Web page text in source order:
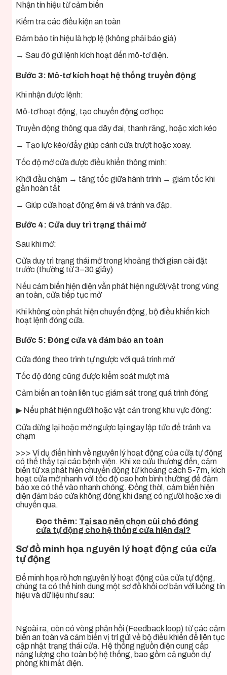
Nhận tín hiệu từ cảm biến
Kiểm tra các điều kiện an toàn
Đảm bảo tín hiệu là hợp lệ (không phải báo giả)
→ Sau đó gửi lệnh kích hoạt đến mô-tơ điện.
Bước 3: Mô-tơ kích hoạt hệ thống truyền động
Khi nhận được lệnh:
Mô-tơ hoạt động, tạo chuyển động cơ học
Truyền động thông qua dây đai, thanh răng, hoặc xích kéo
→ Tạo lực kéo/đẩy giúp cánh cửa trượt hoặc xoay.
Tốc độ mở cửa được điều khiển thông minh:
Khởi đầu chậm → tăng tốc giữa hành trình → giảm tốc khi
gần hoàn tất
→ Giúp cửa hoạt động êm ái và tránh va đập.
Bước 4: Cửa duy trì trạng thái mở
Sau khi mở:
Cửa duy trì trạng thái mở trong khoảng thời gian cài đặt
trước (thường từ 3–30 giây)
Nếu cảm biến hiện diện vẫn phát hiện người/vật trong vùng
an toàn, cửa tiếp tục mở
Khi không còn phát hiện chuyển động, bộ điều khiển kích
hoạt lệnh đóng cửa.
Bước 5: Đóng cửa và đảm bảo an toàn
Cửa đóng theo trình tự ngược với quá trình mở
Tốc độ đóng cũng được kiểm soát mượt mà
Cảm biến an toàn liên tục giám sát trong quá trình đóng
▶ Nếu phát hiện người hoặc vật cản trong khu vực đóng:
Cửa dừng lại hoặc mở ngược lại ngay lập tức để tránh va
chạm
>>> Ví dụ điển hình về nguyên lý hoạt động của cửa tự động
có thể thấy tại các bệnh viện. Khi xe cứu thương đến, cảm
biến từ xa phát hiện chuyển động từ khoảng cách 5-7m, kích
hoạt cửa mở nhanh với tốc độ cao hơn bình thường để đảm
bảo xe có thể vào nhanh chóng. Đồng thời, cảm biến hiện
diện đảm bảo cửa không đóng khi đang có người hoặc xe di
chuyển qua.
Đọc thêm: Tại sao nên chọn cùi chỏ đóng
cửa tự động cho hệ thống cửa hiện đại?
Sơ đồ minh họa nguyên lý hoạt động của cửa
tự động
Để minh họa rõ hơn nguyên lý hoạt động của cửa tự động,
chúng ta có thể hình dung một sơ đồ khối cơ bản với luồng tín
hiệu và dữ liệu như sau:
Ngoài ra, còn có vòng phản hồi (Feedback loop) từ các cảm
biến an toàn và cảm biến vị trí gửi về bộ điều khiển để liên tục
cập nhật trạng thái cửa. Hệ thống nguồn điện cung cấp
năng lượng cho toàn bộ hệ thống, bao gồm cả nguồn dự
phòng khi mất điện.